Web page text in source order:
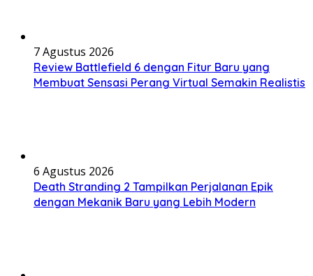
7 Agustus 2026
Review Battlefield 6 dengan Fitur Baru yang
Membuat Sensasi Perang Virtual Semakin Realistis
6 Agustus 2026
Death Stranding 2 Tampilkan Perjalanan Epik
dengan Mekanik Baru yang Lebih Modern